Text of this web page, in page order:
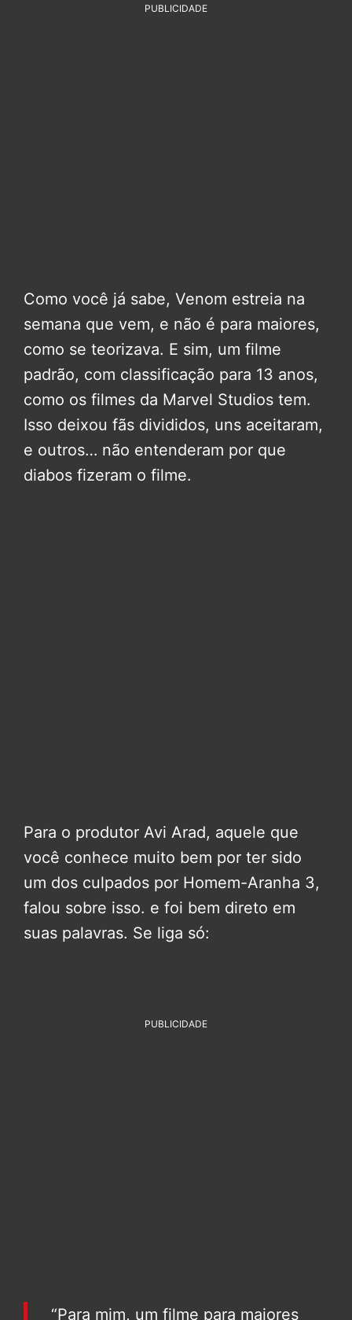
PUBLICIDADE
Como você já sabe, Venom estreia na
semana que vem, e não é para maiores,
como se teorizava. E sim, um filme
padrão, com classificação para 13 anos,
como os filmes da Marvel Studios tem.
Isso deixou fãs divididos, uns aceitaram,
e outros… não entenderam por que
diabos fizeram o filme.
Para o produtor Avi Arad, aquele que
você conhece muito bem por ter sido
um dos culpados por Homem-Aranha 3,
falou sobre isso. e foi bem direto em
suas palavras. Se liga só:
PUBLICIDADE
“Para mim, um filme para maiores